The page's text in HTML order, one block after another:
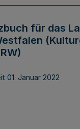
für das
01. Januar 2022